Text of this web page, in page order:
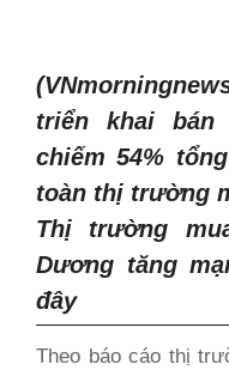
triển khai bán
chiếm 54%
toàn thị trường
Thị trường
Dương tăng
đây
Theo báo cáo thị